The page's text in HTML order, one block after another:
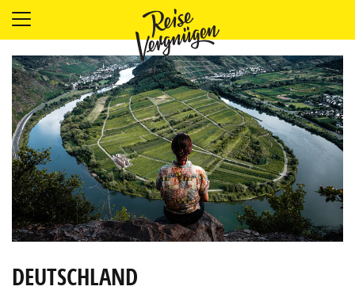
LÄNDER
UNTERKÜNFTE
FOOD
PLANUNG
OUTDOOR
DEUTSCHLAND